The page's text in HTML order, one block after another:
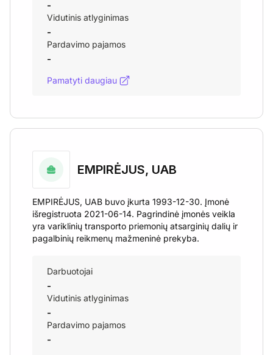
-
Vidutinis atlyginimas
-
Pardavimo pajamos
-
Pamatyti daugiau
EMPIRĖJUS, UAB
EMPIRĖJUS, UAB buvo įkurta 1993-12-30. Įmonė
išregistruota 2021-06-14. Pagrindinė įmonės veikla
yra variklinių transporto priemonių atsarginių dalių ir
pagalbinių reikmenų mažmeninė prekyba.
Darbuotojai
-
Vidutinis atlyginimas
-
Pardavimo pajamos
-